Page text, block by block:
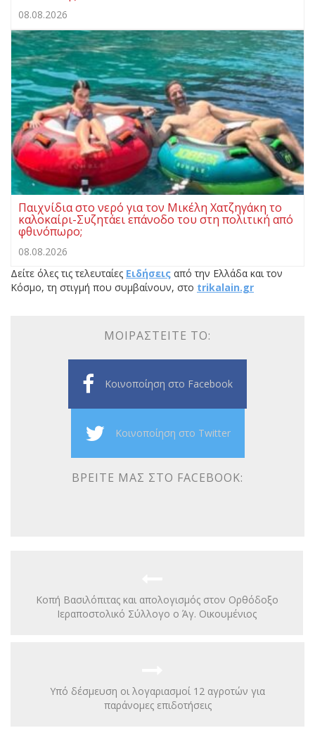
08.08.2026
Παιχνίδια στο νερό για τον Μικέλη Χατζηγάκη το
καλοκαίρι-Συζητάει επάνοδο του στη πολιτική από
φθινόπωρο;
08.08.2026
Δείτε όλες τις τελευταίες Ειδήσεις από την Ελλάδα και τον
Κόσμο, τη στιγμή που συμβαίνουν, στο trikalain.gr
ΜΟΙΡΑΣΤΕΊΤΕ ΤΟ:
Κοινοποίηση στο Facebook
Κοινοποίηση στο Twitter
ΒΡΕΊΤΕ ΜΑΣ ΣΤΟ FACEBOOK:
Κοπή Βασιλόπιτας και απολογισμός στον Ορθόδοξο
Ιεραποστολικό Σύλλογο ο Άγ. Οικουμένιος
Υπό δέσμευση οι λογαριασμοί 12 αγροτών για
παράνομες επιδοτήσεις